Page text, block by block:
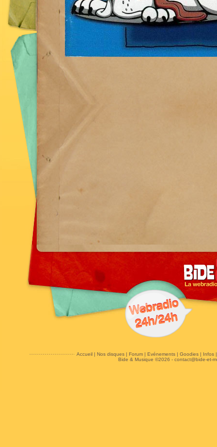
Accueil| Nos disques| Forum| Evénements| Goodies| Infos
Bide & Musique ©2026 - contact@bide-et-